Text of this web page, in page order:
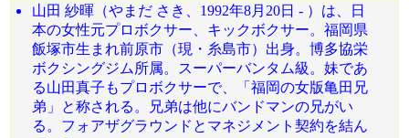
山田 紗暉（やまだ さき、1992年8月20日 - ）は、日
本の女性元プロボクサー、キックボクサー。福岡県
飯塚市生まれ前原市（現・糸島市）出身。博多協栄
ボクシングジム所属。スーパーバンタム級。妹であ
る山田真子もプロボクサーで、「福岡の女版亀田兄
弟」と称される。兄弟は他にバンドマンの兄がい
る。フォアザグラウンドとマネジメント契約を結ん